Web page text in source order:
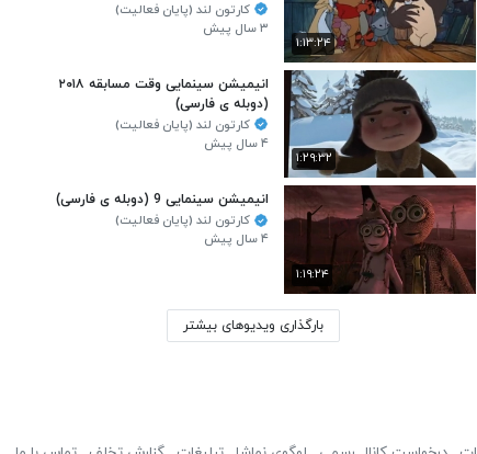
۱:۱۳:۲۴
کارتون لند (پایان فعالیت)
۳ سال پیش
۱:۲۹:۳۲
انیمیشن سینمایی وقت مسابقه ۲۰۱۸
(دوبله ی فارسی)
کارتون لند (پایان فعالیت)
۴ سال پیش
۱:۱۹:۲۴
انیمیشن سینمایی 9 (دوبله ی فارسی)
کارتون لند (پایان فعالیت)
۴ سال پیش
بارگذاری ویدیوهای بیشتر